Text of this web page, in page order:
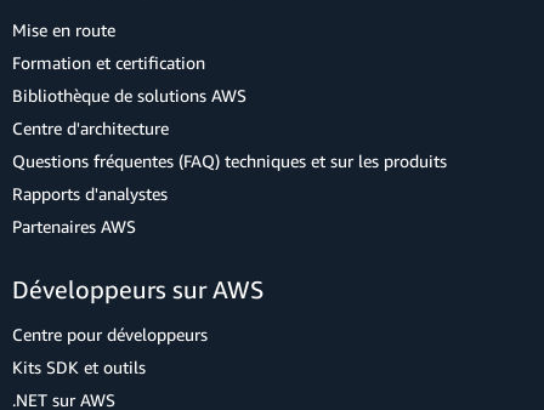
Mise en route
Formation et certification
Bibliothèque de solutions AWS
Centre d'architecture
Questions fréquentes (FAQ) techniques et sur les produits
Rapports d'analystes
Partenaires AWS
Développeurs sur AWS
Centre pour développeurs
Kits SDK et outils
.NET sur AWS